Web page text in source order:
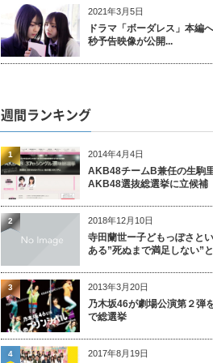
2021年3月5日
ドラマ「ボーダレス」本編
秒予告映像が公開...
週間ランキング
2014年4月4日
AKB48チームB兼任の生駒
AKB48選抜総選挙に立候補
1
2018年12月10日
寺田蘭世ー子どもっぽさと
ある”死ぬまで満足しない”
2
2013年3月20日
乃木坂46が劇場公演第２弾
で総選挙
3
2017年8月19日
4